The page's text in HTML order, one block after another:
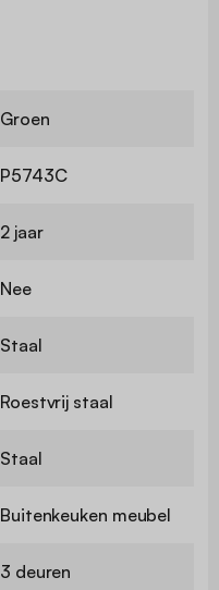
Groen
P5743C
2 jaar
Nee
Staal
Roestvrij staal
Staal
Buitenkeuken meubel
3 deuren